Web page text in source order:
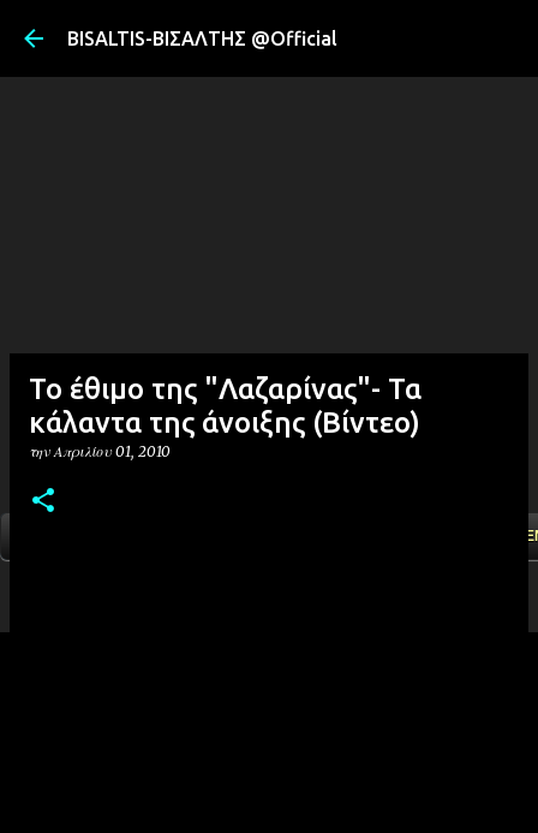
BISALTIS-ΒΙΣΑΛΤΗΣ @Official
Το έθιμο της "Λαζαρίνας"- Τα
κάλαντα της άνοιξης (Βίντεο)
τηνΑπριλίου 01, 2010